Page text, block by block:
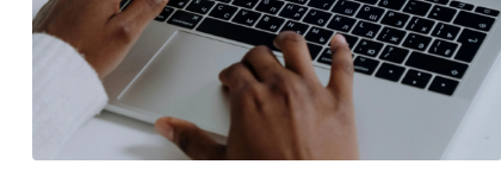
17 groundwater wells of approximately three
by means of the installed heat pumps. The
of retaining walls, insulated floors and roofs.
The project design was done by Hofman